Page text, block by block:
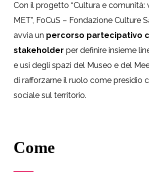
Con il progetto “Cultura e comunità:
MET”, FoCuS – Fondazione Culture
avvia un percorso partecipativo
stakeholder per definire insieme
e usi degli spazi del Museo e del
di rafforzarne il ruolo come presidio
sociale sul territorio.
Come